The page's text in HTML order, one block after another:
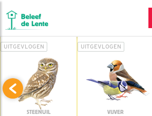
UITGEVLOGEN
STEENUIL
UITGEVLOGEN
VIJVER